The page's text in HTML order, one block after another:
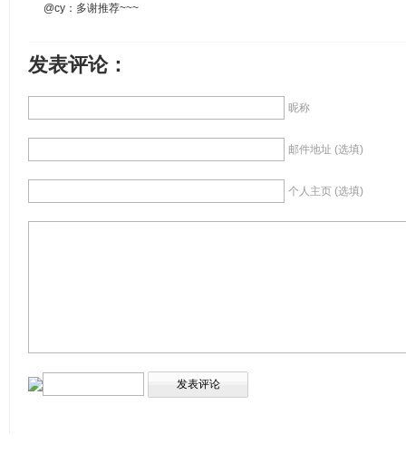
@cy：多谢推荐~~~
发表评论：
昵称
邮件地址 (选填)
个人主页 (选填)